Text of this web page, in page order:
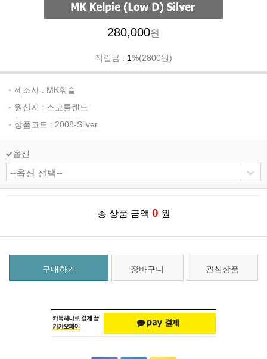
280,000원
적립금 : 1%(2800원)
제조사 : MK휘슬
원산지 : 스코틀랜드
상품코드 : 2008-Silver
옵션
총 상품 금액 0 원
구매하기 장바구니 관심상품